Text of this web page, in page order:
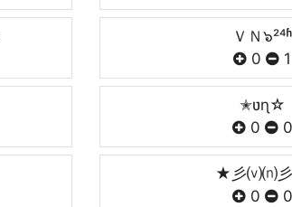
ＶＮ๖²⁴ʱ
0
1
✭ʋɳ☆
0
0
★彡⒱⒩
0
0